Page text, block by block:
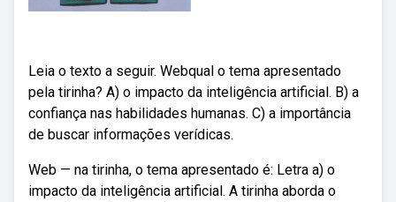
Leia o texto a seguir. Webqual o tema apresentado
pela tirinha? A) o impacto da inteligência artificial. B) a
confiança nas habilidades humanas. C) a importância
de buscar informações verídicas.
Web — na tirinha, o tema apresentado é: Letra a) o
impacto da inteligência artificial. A tirinha aborda o